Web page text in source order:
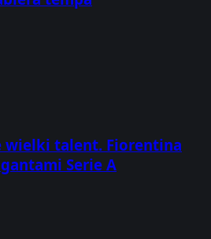
wielki talent. Fiorentina
Serie A